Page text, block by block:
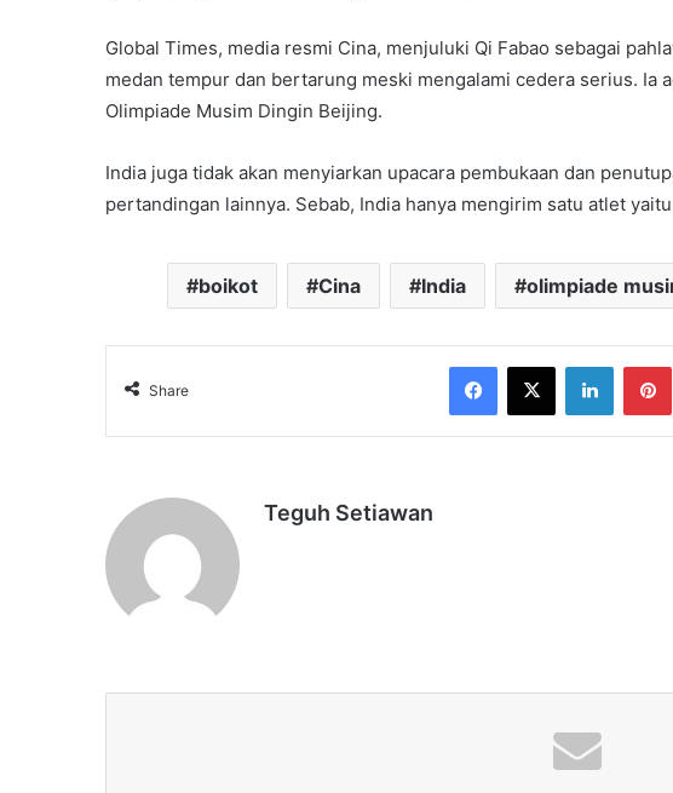
Global Times, media resmi Cina, menjuluki Qi Fabao sebagai
medan tempur dan bertarung meski mengalami cedera serius. Ia
Olimpiade Musim Dingin Beijing.
India juga tidak akan menyiarkan upacara pembukaan dan
pertandingan lainnya. Sebab, India hanya mengirim satu atlet
boikot Cina India olimpiade
Share
Facebook
X LinkedIn
Teguh Setiawan